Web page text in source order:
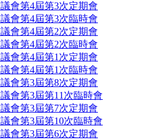
會第4屆第3次定期會
會第4屆第3次臨時會
會第4屆第2次定期會
會第4屆第2次臨時會
會第4屆第1次定期會
會第4屆第1次臨時會
會第3屆第8次定期會
會第3屆第11次臨時會
會第3屆第7次定期會
會第3屆第10次臨時會
會第3屆第6次定期會